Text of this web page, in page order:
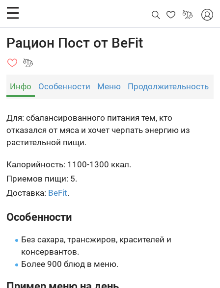
Рацион Пост от BeFit
Инфо Особенности Меню Продолжительность
Для: сбалансированного питания тем, кто
отказался от мяса и хочет черпать энергию из
растительной пищи.
Калорийность: 1100-1300 ккал.
Приемов пищи: 5.
Доставка: BeFit.
Особенности
Без сахара, трансжиров, красителей и
консервантов.
Более 900 блюд в меню.